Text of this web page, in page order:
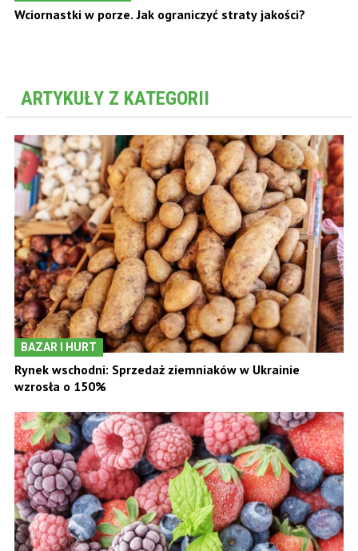
Wciornastki w porze. Jak ograniczyć straty jakości?
ARTYKUŁY Z KATEGORII
BAZAR I HURT
Rynek wschodni: Sprzedaż ziemniaków w Ukrainie
wzrosła o 150%